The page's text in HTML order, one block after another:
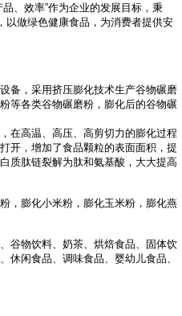
品、效率”作为企业的发展目标，秉
以做绿色健康食品，为消费者提供安
备，采用挤压膨化技术生产谷物碾磨
等各类谷物碾磨粉，膨化后的谷物碾
在高温、高压、高剪切力的膨化过程
开，增加了食品颗粒的表面面积，提
质肽链裂解为肽和氨基酸，大大提高
，膨化小米粉，膨化玉米粉，膨化燕
谷物饮料、奶茶、烘焙食品、固体饮
休闲食品、调味食品、婴幼儿食品、